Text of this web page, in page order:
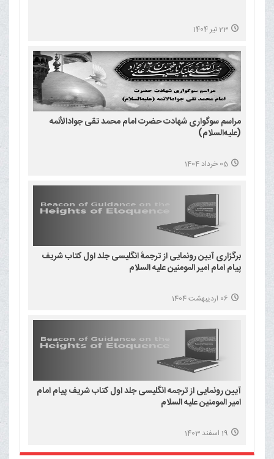
23 تیر 1404
مراسم سوگواری شهادت حضرت امام محمد تقی جوادالأئمه
(علیه‌السلام)
05 خرداد 1404
برگزاری آیین رونمایی از ترجمۀ انگلیسی جلد اول کتاب شریف
پیام امام امیر المومنین علیه السلام
06 اردیبهشت 1404
آیین رونمایی از ترجمه انگلیسی جلد اول کتاب شریف پیام امام
امیر المومنین علیه السلام
19 اسفند 1403